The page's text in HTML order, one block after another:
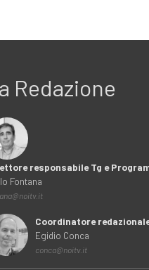
Redazione
responsabile Tg e
Fontana
Coordinatore
Egidio Conca
conca@noitv.it